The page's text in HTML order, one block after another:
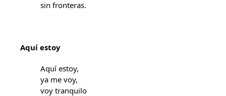
sin fronteras.
Aquí estoy
Aquí estoy,
ya me voy,
voy tranquilo